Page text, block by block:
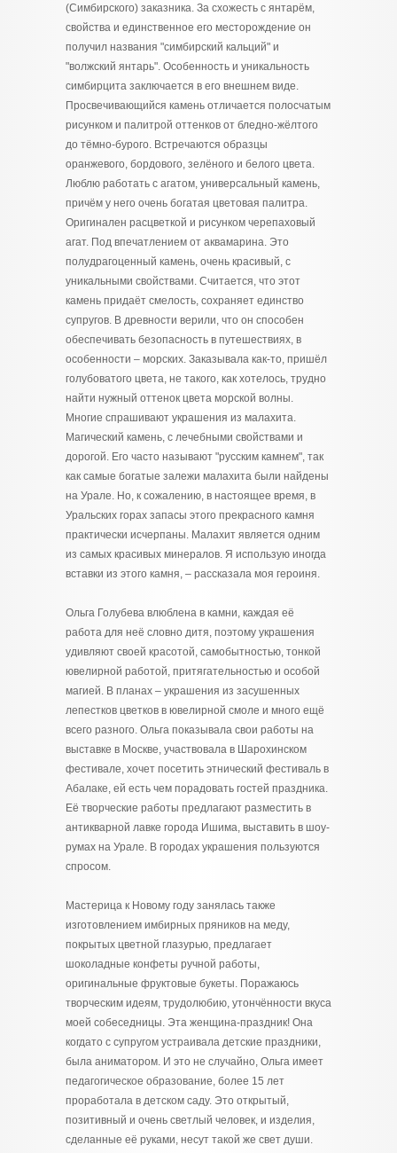
(Симбирского) заказника. За схожесть с янтарём,
свойства и единственное его месторождение он
получил названия "симбирский кальций" и
"волжский янтарь". Особенность и уникальность
симбирцита заключается в его внешнем виде.
Просвечивающийся камень отличается полосчатым
рисунком и палитрой оттенков от бледно-жёлтого
до тёмно-бурого. Встречаются образцы
оранжевого, бордового, зелёного и белого цвета.
Люблю работать с агатом, универсальный камень,
причём у него очень богатая цветовая палитра.
Оригинален расцветкой и рисунком черепаховый
агат. Под впечатлением от аквамарина. Это
полудрагоценный камень, очень красивый, с
уникальными свойствами. Считается, что этот
камень придаёт смелость, сохраняет единство
супругов. В древности верили, что он способен
обеспечивать безопасность в путешествиях, в
особенности – морских. Заказывала как-то, пришёл
голубоватого цвета, не такого, как хотелось, трудно
найти нужный оттенок цвета морской волны.
Многие спрашивают украшения из малахита.
Магический камень, с лечебными свойствами и
дорогой. Его часто называют "русским камнем", так
как самые богатые залежи малахита были найдены
на Урале. Но, к сожалению, в настоящее время, в
Уральских горах запасы этого прекрасного камня
практически исчерпаны. Малахит является одним
из самых красивых минералов. Я использую иногда
вставки из этого камня, – рассказала моя героиня.
Ольга Голубева влюблена в камни, каждая её
работа для неё словно дитя, поэтому украшения
удивляют своей красотой, самобытностью, тонкой
ювелирной работой, притягательностью и особой
магией. В планах – украшения из засушенных
лепестков цветков в ювелирной смоле и много ещё
всего разного. Ольга показывала свои работы на
выставке в Москве, участвовала в Шарохинском
фестивале, хочет посетить этнический фестиваль в
Абалаке, ей есть чем порадовать гостей праздника.
Её творческие работы предлагают разместить в
антикварной лавке города Ишима, выставить в шоу-
румах на Урале. В городах украшения пользуются
спросом.
Мастерица к Новому году занялась также
изготовлением имбирных пряников на меду,
покрытых цветной глазурью, предлагает
шоколадные конфеты ручной работы,
оригинальные фруктовые букеты. Поражаюсь
творческим идеям, трудолюбию, утончённости вкуса
моей собеседницы. Эта женщина-праздник! Она
когдато с супругом устраивала детские праздники,
была аниматором. И это не случайно, Ольга имеет
педагогическое образование, более 15 лет
проработала в детском саду. Это открытый,
позитивный и очень светлый человек, и изделия,
сделанные её руками, несут такой же свет души.